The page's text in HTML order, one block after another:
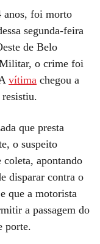
anos, foi morto
segunda-feira
de Belo
o crime foi
vítima chegou a
que presta
o suspeito
coleta, apontando
disparar contra o
que a motorista
a passagem do
porte.